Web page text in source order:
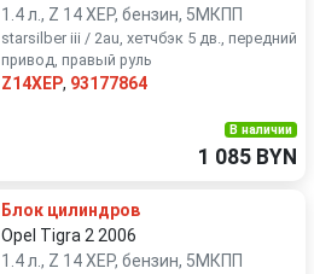
1.4 л., Z 14 XEP, бензин, 5МКПП
starsilber iii / 2au, хетчбэк 5 дв., передний
привод, правый руль
Z14XEP, 93177864
В наличии
1 085 BYN
Блок цилиндров
Opel Tigra 2 2006
1.4 л., Z 14 XEP, бензин, 5МКПП